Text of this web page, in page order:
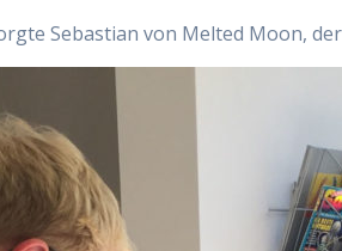
Sebastian von Melted Moon,